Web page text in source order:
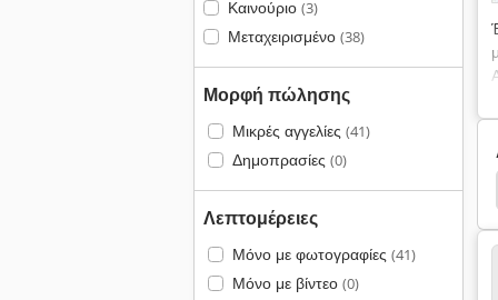
Καινούριο (3)
Μεταχειρισμένο (38)
Μορφή πώλησης
Μικρές αγγελίες (41)
Δημοπρασίες (0)
Λεπτομέρειες
Μόνο με φωτογραφίες (41)
Μόνο με βίντεο (0)
Ενσακκίσεως Φίλτρο Φιλτρο